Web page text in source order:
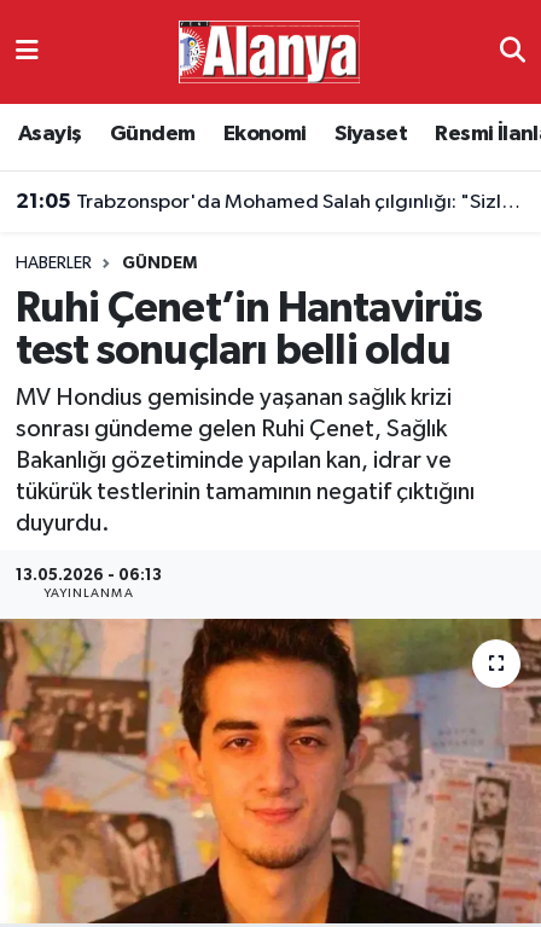
Asayiş Gündem Ekonomi Siyaset Resmi
21:05 Trabzonspor'da Mohamed Salah çılgınlığı: "Sizlerle tarih yazmak istiyorum"
HABERLER GÜNDEM
Ruhi Çenet’in Hantavirüs
test sonuçları belli oldu
MV Hondius gemisinde yaşanan sağlık krizi
sonrası gündeme gelen Ruhi Çenet, Sağlık
Bakanlığı gözetiminde yapılan kan, idrar ve
tükürük testlerinin tamamının negatif çıktığını
duyurdu.
13.05.2026 - 06:13
YAYINLANMA
Ekonomi
Resmi İlanlar
Alanyaspor
Turizm
E-Gazete
Antalya Namaz Vakitleri
Süper Lig Puan Durumu ve Fikstür
Tüm Manşetler
Son Dakika Haberleri
Haber Arşivi